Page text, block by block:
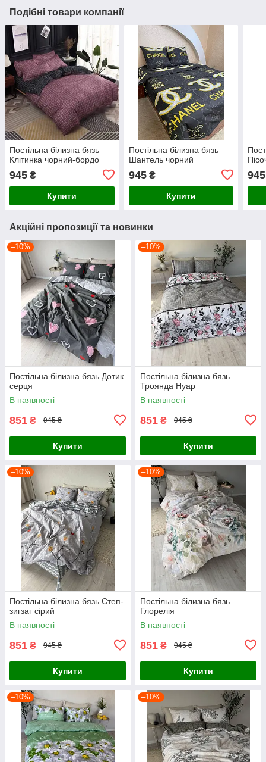
Подібні товари компанії
Постільна білизна бязь
Клітинка чорний-бордо
945 ₴
Купити
Постільна білизна бязь
Шантель чорний
945₴
Купити
945
Акційні пропозиції та новинки
–10%
Постільна білизна бязь Дотик
серця
В наявності
851 ₴ 945 ₴
Купити
–10%
Постільна білизна бязь
Троянда Нуар
В наявності
851 ₴ 945 ₴
Купити
–10%
Постільна білизна бязь Степ-
зигзаг сірий
В наявності
851 ₴ 945 ₴
Купити
–10%
Постільна білизна бязь
Глорелія
В наявності
851 ₴ 945 ₴
Купити
–10% –10%